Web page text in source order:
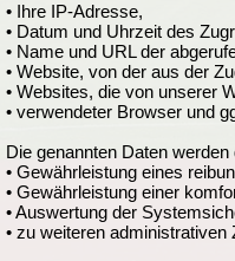
• Ihre IP-Adresse,
• Datum und Uhrzeit des
• Name und URL der
• Website, von der aus der
• Websites, die von unserer
• verwendeter Browser und
Die genannten Daten
• Gewährleistung eines
• Gewährleistung einer
• Auswertung der
• zu weiteren administrativen